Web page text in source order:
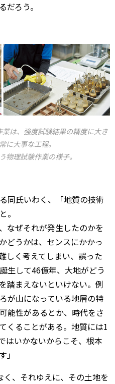
だろう。
業は、強度試験結果の精度に大き
に大事な工程。
物理試験作業の様子。
同氏いわく、「地質の技術
。
なぜそれが発生したのかを
どうかは、センスにかかっ
しく考えてしまい、誤った
生して46億年、大地がどう
踏まえないといけない。例
が山になっている地層の特
能性があるとか、時代をさ
くることがある。地質には1
はいかないからこそ、根本
」
、それゆえに、その土地を